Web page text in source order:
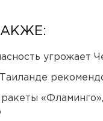
угрожает
Таиланде